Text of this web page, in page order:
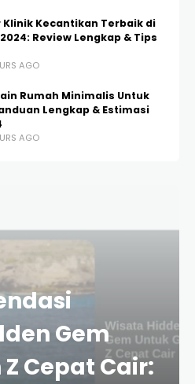
Klinik Kecantikan Terbaik di
Review Lengkap & Tips
AGO
Rumah Minimalis Untuk
Lengkap & Estimasi
AGO
Gem
Cepat Cair: